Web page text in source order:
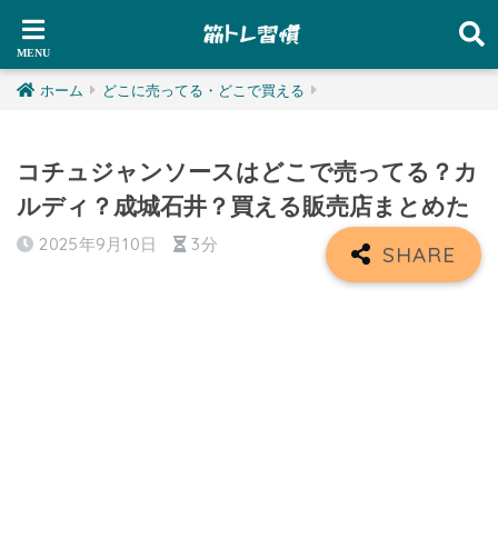
ホーム どこに売ってる・どこで買える
コチュジャンソースはどこで売ってる？カ
ルディ？成城石井？買える販売店まとめた
2025年9月10日 3分